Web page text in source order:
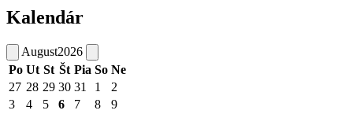
Kalendár
August2026
Po Ut St Št Pia So Ne
27 28 29 30 31 1
2
3
4 5 6 7 8
9